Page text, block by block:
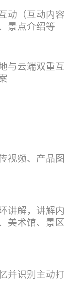
动（互动内容
景点介绍等
与云端双重互
视频、产品图
讲解，讲解内
美术馆、景区
并识别主动打